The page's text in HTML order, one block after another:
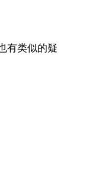
有类似的疑